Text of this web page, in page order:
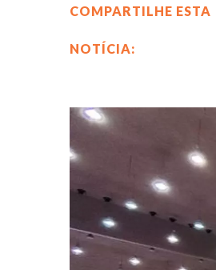
COMPARTILHE ESTA
NOTÍCIA: